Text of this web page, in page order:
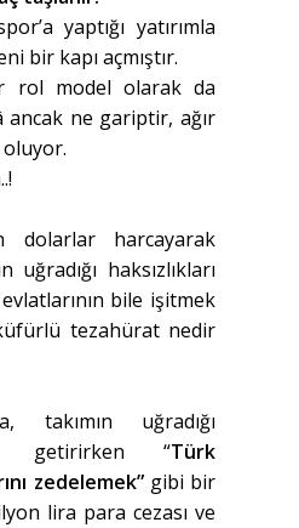
yaptığı yatırımla
bir kapı açmıştır.
rol model olarak da
ne gariptir, ağır
dolarlar harcayarak
uğradığı haksızlıkları
bile işitmek
tezahürat nedir
takımın uğradığı
getirirken “Türk
zedelemek” gibi bir
lira para cezası ve